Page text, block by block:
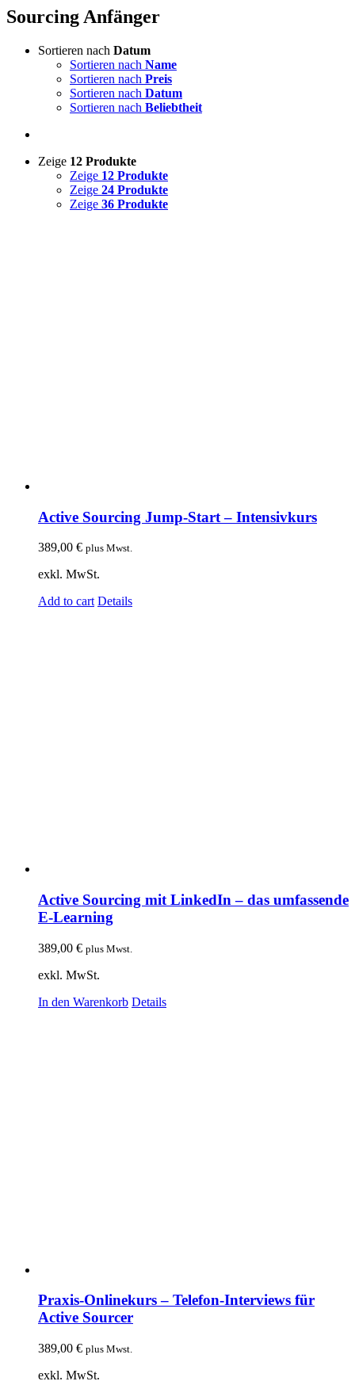
Sourcing Anfänger
Sortieren nach Datum
Sortieren nach Name
Sortieren nach Preis
Sortieren nach Datum
Sortieren nach Beliebtheit
Zeige 12 Produkte
Zeige 12 Produkte
Zeige 24 Produkte
Zeige 36 Produkte
Active Sourcing Jump-Start – Intensivkurs
389,00 € plus Mwst.
exkl. MwSt.
Add to cart Details
Active Sourcing mit LinkedIn – das umfassende
E-Learning
389,00 € plus Mwst.
exkl. MwSt.
In den Warenkorb Details
Praxis-Onlinekurs – Telefon-Interviews für
Active Sourcer
389,00 € plus Mwst.
exkl. MwSt.